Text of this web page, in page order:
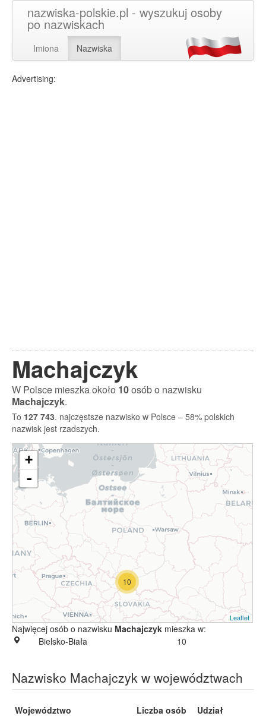
nazwiska-polskie.pl - wyszukuj osoby
po nazwiskach
Imiona Nazwiska
Advertising:
Machajczyk
W Polsce mieszka około 10osób o nazwisku
Machajczyk.
To 127 743. najczęstsze nazwisko w Polsce – 58% polskich
nazwisk jest rzadszych.
10
+
-
Leaflet
Najwięcej osób o nazwisku Machajczyk mieszka w:
Bielsko-Biała
10
Nazwisko Machajczyk w województwach
Województwo Liczba osób
Udział